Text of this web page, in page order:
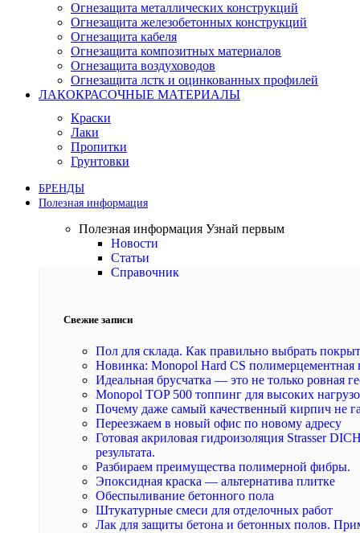
Огнезащита металлических конструкций
Огнезащита железобетонных конструкций
Огнезащита кабеля
Огнезащита композитных материалов
Огнезащита воздуховодов
Огнезащита лстк и оцинкованных профилей
ЛАКОКРАСОЧНЫЕ МАТЕРИАЛЫ
Краски
Лаки
Пропитки
Грунтовки
БРЕНДЫ
Полезная информация
Полезная информация Узнай первым
Новости
Статьи
Справочник
Свежие записи
Пол для склада. Как правильно выбрать
Новинка: Monopol Hard CS полимерцементная
Идеальная брусчатка — это не только ровная
Monopol TOP 500 топпинг для высоких
Почему даже самый качественный кирпич не
Переезжаем в новый офис по новому адресу
Готовая акриловая гидроизоляция Strasser
результата.
Разбираем преимущества полимерной фибры.
Эпоксидная краска — альтернатива плитке
Обеспыливание бетонного пола
Штукатурные смеси для отделочных работ
Лак для защиты бетона и бетонных полов.